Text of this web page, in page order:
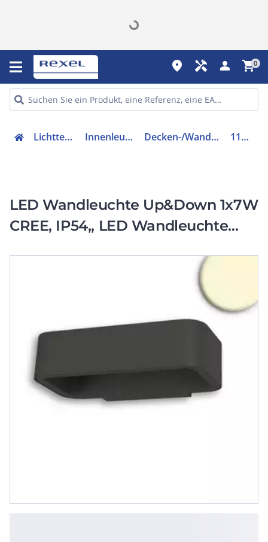
place handyman person shopping_cart0
Lichttechnik Innenleuchten Decken-/Wandleuchte 112194
LED Wandleuchte Up&Down 1x7W
CREE, IP54,, LED Wandleuchte